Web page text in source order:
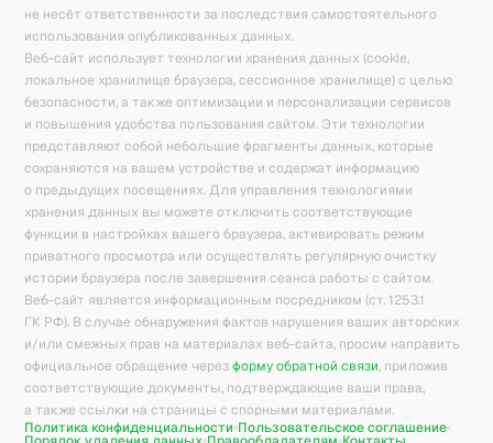
не несёт ответственности за последствия самостоятельного
использования опубликованных данных.
Веб-сайт использует технологии хранения данных (cookie,
локальное хранилище браузера, сессионное хранилище) с целью
безопасности, а также оптимизации и персонализации сервисов
и повышения удобства пользования сайтом. Эти технологии
представляют собой небольшие фрагменты данных, которые
сохраняются на вашем устройстве и содержат информацию
о предыдущих посещениях. Для управления технологиями
хранения данных вы можете отключить соответствующие
функции в настройках вашего браузера, активировать режим
приватного просмотра или осуществлять регулярную очистку
истории браузера после завершения сеанса работы с сайтом.
Веб-сайт является информационным посредником (ст. 1253.1
ГК РФ). В случае обнаружения фактов нарушения ваших авторских
и/или смежных прав на материалах веб-сайта, просим направить
официальное обращение через форму обратной связи, приложив
соответствующие документы, подтверждающие ваши права,
а также ссылки на страницы с спорными материалами.
Политика конфиденциальности Пользовательское соглашение